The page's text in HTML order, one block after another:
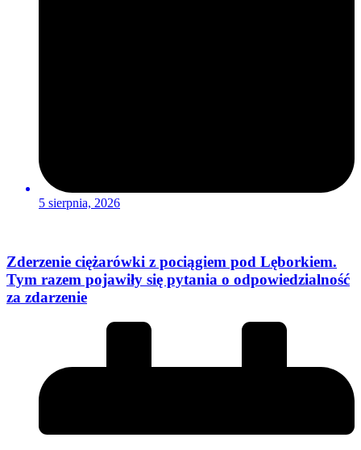
5 sierpnia, 2026
Zderzenie ciężarówki z pociągiem pod Lęborkiem.
Tym razem pojawiły się pytania o odpowiedzialność
za zdarzenie